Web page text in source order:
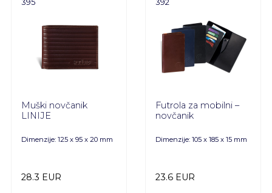
395
Muški novčanik
LINIJE
Dimenzije: 125 x 95 x 20 mm
28.3 EUR
392
Futrola za mobilni –
novčanik
Dimenzije: 105 x 185 x 15 mm
23.6 EUR